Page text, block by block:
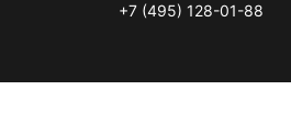
+7 (495) 128-01-88